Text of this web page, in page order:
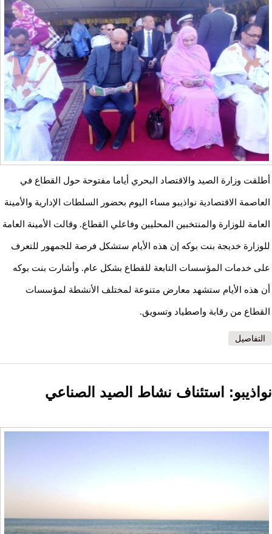
أطلقت وزارة الصيد والاقتصاد البحري أياما مفتوحة حول القطاع في
العاصمة الاقتصادية نواذيبو مساء اليوم بحضور السلطات الإدارية والأمينة
العامة للوزارة والمنتخبين المحليين وفاعلي القطاع. وقالت الأمينة العامة
للوزارة خديجة بنت بوكه إن هذه الأيام ستشكل فرصة للجمهور للتعرف
على خدمات المؤسسات التابعة للقطاع بشكل عام. وأشارت بنت بوكه
أن هذه الأيام ستشهد معارض متنوعة لمختلف الأنشطة لمؤسسات
القطاع من رقابة واصطياد وتسويق.
التفاصيل
نواذيبو: استئناف نشاط الصيد الصناعي